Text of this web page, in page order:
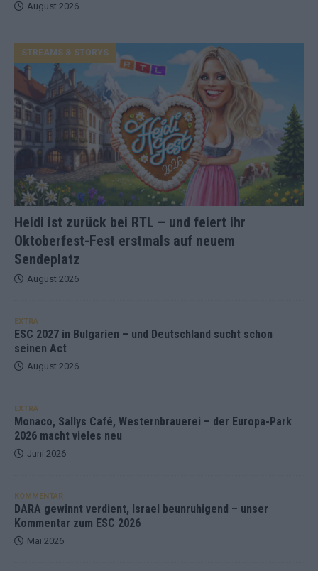
August 2026
Heidi ist zurück bei RTL – und feiert ihr
Oktoberfest-Fest erstmals auf neuem
Sendeplatz
STREAMS & STORYS
August 2026
EXTRA
ESC 2027 in Bulgarien – und Deutschland sucht schon
seinen Act
August 2026
EXTRA
Monaco, Sallys Café, Westernbrauerei – der Europa-Park
2026 macht vieles neu
Juni 2026
KOMMENTAR
DARA gewinnt verdient, Israel beunruhigend – unser
Kommentar zum ESC 2026
Mai 2026